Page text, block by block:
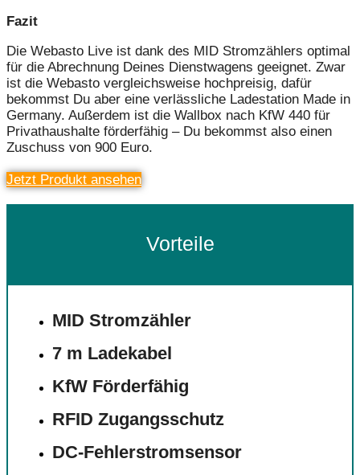
Fazit
Die Webasto Live ist dank des MID Stromzählers optimal
für die Abrechnung Deines Dienstwagens geeignet. Zwar
ist die Webasto vergleichsweise hochpreisig, dafür
bekommst Du aber eine verlässliche Ladestation Made in
Germany. Außerdem ist die Wallbox nach KfW 440 für
Privathaushalte förderfähig – Du bekommst also einen
Zuschuss von 900 Euro.
Jetzt Produkt ansehen
Vorteile
MID Stromzähler
7 m Ladekabel
KfW Förderfähig
RFID Zugangsschutz
DC-Fehlerstromsensor